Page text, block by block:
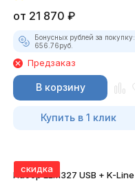
от 21 870 ₽
Бонусных рублей за покупку:
656.76руб.
Предзаказ
В корзину
Купить в 1 клик
скидка
Набор ELM327 USB + K-Line